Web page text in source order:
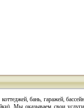
бань, гаражей,
Мы оказываем свои